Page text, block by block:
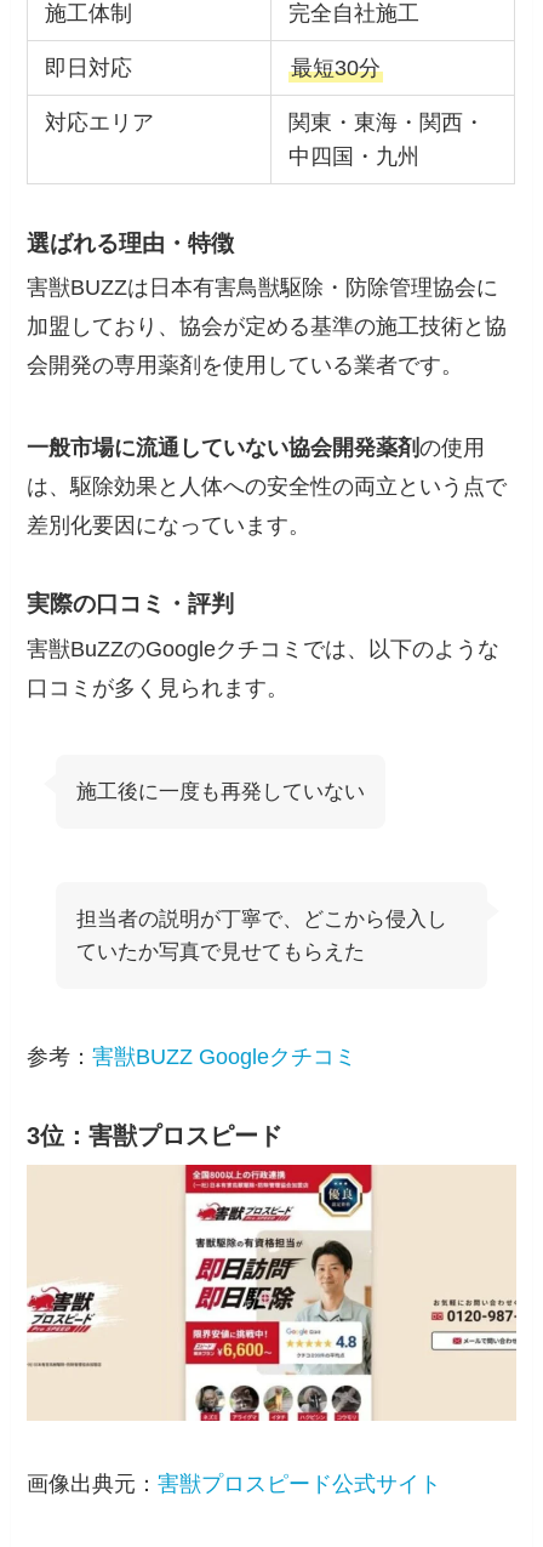
施工体制 完全自社施工
即日対応 最短30分
対応エリア
関東・東海・関西・
中四国・九州
選ばれる理由・特徴
害獣BUZZは日本有害鳥獣駆除・防除管理協会に
加盟しており、協会が定める基準の施工技術と協
会開発の専用薬剤を使用している業者です。
一般市場に流通していない協会開発薬剤の使用
は、駆除効果と人体への安全性の両立という点で
差別化要因になっています。
実際の口コミ・評判
害獣BuZZのGoogleクチコミでは、以下のような
口コミが多く見られます。
施工後に一度も再発していない
担当者の説明が丁寧で、どこから侵入し
ていたか写真で見せてもらえた
参考：害獣BUZZ Googleクチコミ
3位：害獣プロスピード
画像出典元：害獣プロスピード公式サイト